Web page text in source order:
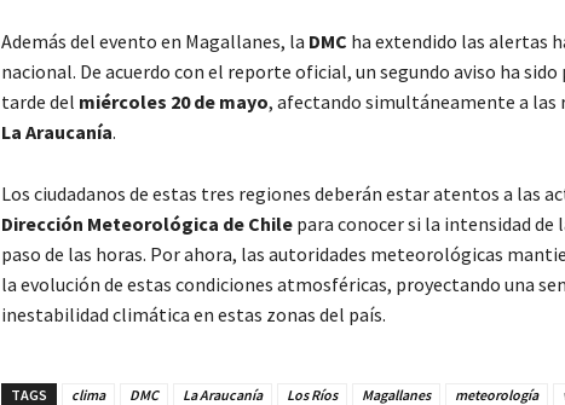
Además del evento en Magallanes, la DMC ha extendido las alertas
nacional. De acuerdo con el reporte oficial, un segundo aviso ha
tarde del miércoles 20 de mayo, afectando simultáneamente a las
La Araucanía.
Los ciudadanos de estas tres regiones deberán estar atentos a las
Dirección Meteorológica de Chilepara conocer si la intensidad de
paso de las horas. Por ahora, las autoridades meteorológicas
la evolución de estas condiciones atmosféricas, proyectando una
inestabilidad climática en estas zonas del país.
TAGS clima DMC La Araucanía Los Ríos Magallanes meteorología